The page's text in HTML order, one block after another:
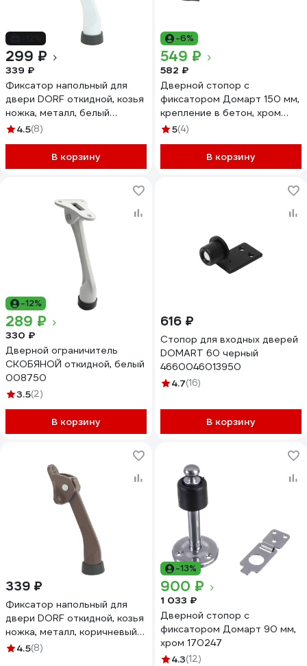
299 ₽
339 ₽
Фиксатор напольный для
двери DORF откидной, козья
ножка, металл, белый
DORF_КН_130_white
4.5(8)
В корзину
-6%
549 ₽
582 ₽
Дверной стопор с
фиксатором Домарт 150 мм,
крепление в бетон, хром
170249
5(4)
В корзину
-12%
289 ₽
330 ₽
Дверной ограничитель
СКОБЯНОЙ откидной, белый
008750
3.5(2)
В корзину
616 ₽
Стопор для входных дверей
DOMART 60 черный
4660046013950
4.7(16)
В корзину
339 ₽
Фиксатор напольный для
двери DORF откидной, козья
ножка, металл, коричневый
DORF_КН_130_brown
4.5(8)
-13%
900 ₽
1 033 ₽
Дверной стопор с
фиксатором Домарт 90 мм,
хром 170247
4.3(12)